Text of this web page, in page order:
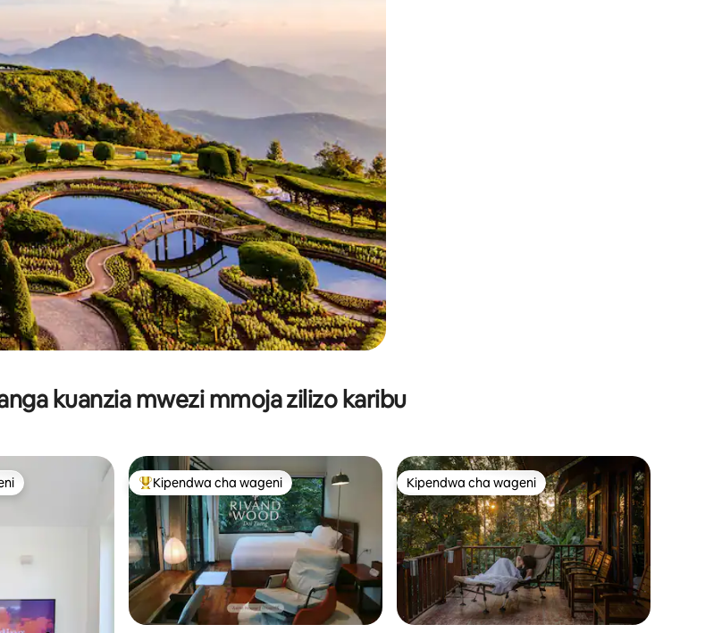
vya juu na chini au uchunguze kwa kugusa au kutelezesha kidole kwenye ishara.
kuanzia mwezi mmoja zilizo karibu
wageni Kipendwa maarufu cha wageni
Kipendwa cha wageni Kipendwa cha wageni
Kipendwa cha wageni